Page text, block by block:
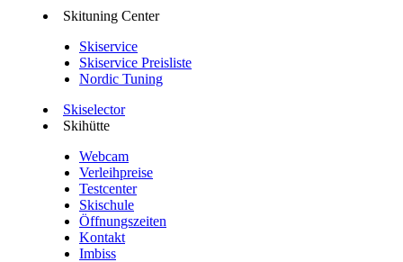
Skituning Center
Skiservice
Skiservice Preisliste
Nordic Tuning
Skiselector
Skihütte
Webcam
Verleihpreise
Testcenter
Skischule
Öffnungszeiten
Kontakt
Imbiss